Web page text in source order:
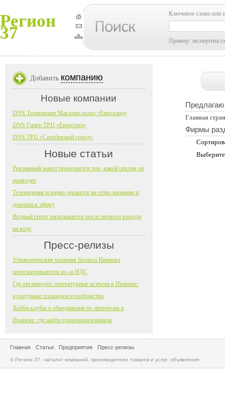
Регион
37
Ключевое слово или
Пример: экспертиза
Предлагаю
Главная
Фирмы
Добавить компанию
Новые компании
DNS Технопоинт Магазин-склад «Евролэнд»
DNS Гипер ТРЦ «Евролэнд»
DNS ТРЦ «Серебряный город»
Новые статьи
Рекламный макет проверяется тем, какой отклик он
приводит
Телевидение и радио держатся на сетке вещания и
доверии к эфиру
Водный спорт раскрывается после первого выхода
на воду
Пресс-релизы
Управленческие решения бизнеса Иванова
пересматриваются из-за НДС
Где организуют литературные встречи в Иванове:
культурные площадки и сообщества
Хобби-клубы и объединения по интересам в
Иванове: где найти единомышленников
Главная Статьи Предприятия Пресс-релизы
© Регион 37 - каталог компаний, производители товаров и услуг, объявления